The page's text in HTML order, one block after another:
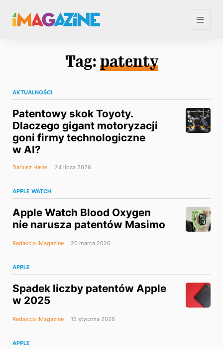
Tag: patenty
AKTUALNOŚCI
Patentowy skok Toyoty.
Dlaczego gigant motoryzacji
goni firmy technologiczne
w AI?
Dariusz Hałas 24 lipca 2026
APPLE WATCH
Apple Watch Blood Oxygen
nie narusza patentów Masimo
Redakcja iMagazine 20 marca 2026
APPLE
Spadek liczby patentów Apple
w 2025
Redakcja iMagazine 15 stycznia 2026
APPLE